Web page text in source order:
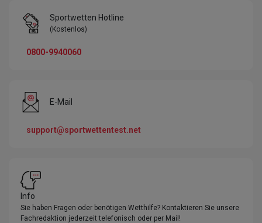
Sportwetten Hotline
(Kostenlos)
0800-9940060
E-Mail
support@sportwettentest.net
Info
Sie haben Fragen oder benötigen Wetthilfe? Kontaktieren Sie unsere
Fachredaktion jederzeit telefonisch oder per Mail!